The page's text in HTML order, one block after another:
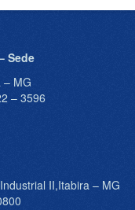
Sede
– MG
– 3596
II,Itabira – MG